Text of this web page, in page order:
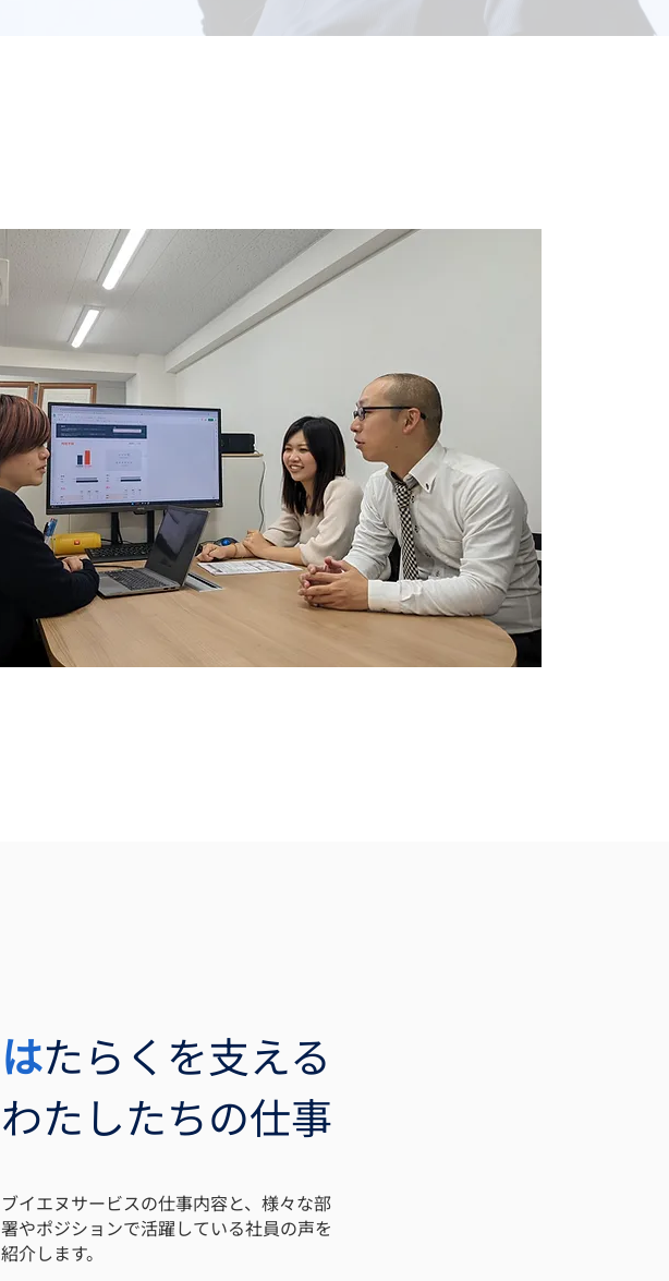
はたらくを支える
​わたしたちの仕事
​ブイエヌサービスの仕事内容と、様々な部
署やポジションで活躍している社員の声を
紹介します。